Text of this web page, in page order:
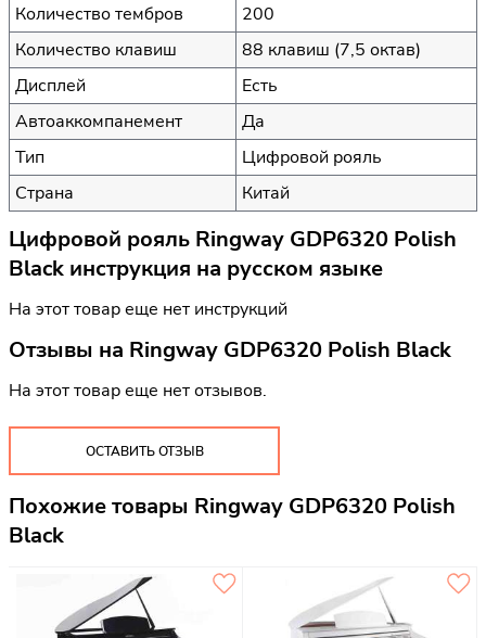
Количество тембров
200
Количество клавиш
88 клавиш (7,5 октав)
Дисплей
Есть
Автоаккомпанемент
Да
Тип
Цифровой рояль
Страна
Китай
Цифровой рояль Ringway GDP6320 Polish
Black инструкция на русском языке
На этот товар еще нет инструкций
Отзывы на Ringway GDP6320 Polish Black
На этот товар еще нет отзывов.
ОСТАВИТЬ ОТЗЫВ
Похожие товары Ringway GDP6320 Polish
Black